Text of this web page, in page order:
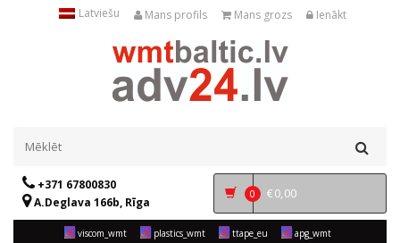
Latviešu Mans profils Mans grozs Ienākt
+371 67800830
A.Deglava 166b, Rīga
0 €0,00
viscom_wmt plastics_wmt ttape_eu apg_wmt